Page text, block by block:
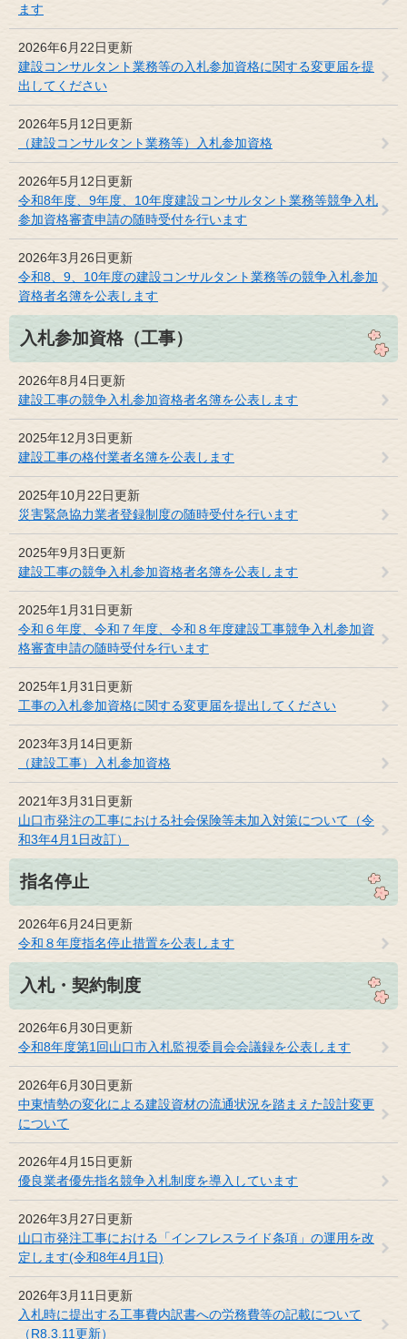
ます
2026年6月22日更新
建設コンサルタント業務等の入札参加資格に関する変更届を提
出してください
2026年5月12日更新
（建設コンサルタント業務等）入札参加資格
2026年5月12日更新
令和8年度、9年度、10年度建設コンサルタント業務等競争入札
参加資格審査申請の随時受付を行います
2026年3月26日更新
令和8、9、10年度の建設コンサルタント業務等の競争入札参加
資格者名簿を公表します
入札参加資格（工事）
2026年8月4日更新
建設工事の競争入札参加資格者名簿を公表します
2025年12月3日更新
建設工事の格付業者名簿を公表します
2025年10月22日更新
災害緊急協力業者登録制度の随時受付を行います
2025年9月3日更新
建設工事の競争入札参加資格者名簿を公表します
2025年1月31日更新
令和６年度、令和７年度、令和８年度建設工事競争入札参加資
格審査申請の随時受付を行います
2025年1月31日更新
工事の入札参加資格に関する変更届を提出してください
2023年3月14日更新
（建設工事）入札参加資格
2021年3月31日更新
山口市発注の工事における社会保険等未加入対策について（令
和3年4月1日改訂）
指名停止
2026年6月24日更新
令和８年度指名停止措置を公表します
入札・契約制度
2026年6月30日更新
令和8年度第1回山口市入札監視委員会会議録を公表します
2026年6月30日更新
中東情勢の変化による建設資材の流通状況を踏まえた設計変更
について
2026年4月15日更新
優良業者優先指名競争入札制度を導入しています
2026年3月27日更新
山口市発注工事における「インフレスライド条項」の運用を改
定します(令和8年4月1日)
2026年3月11日更新
入札時に提出する工事費内訳書への労務費等の記載について
（R8.3.11更新）